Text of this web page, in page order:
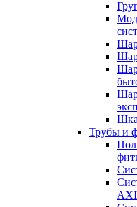
Трубы и